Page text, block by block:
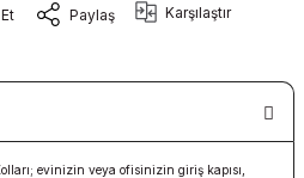
Paylaş Karşılaştır
evinizin veya ofisinizin giriş kapısı,